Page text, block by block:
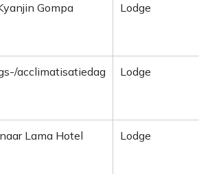
Gompa Lodge
acclimatisatiedag
Lodge
Lama Hotel Lodge